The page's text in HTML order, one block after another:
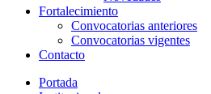
Fortalecimiento
Convocatorias anteriores
Convocatorias vigentes
Contacto
Portada